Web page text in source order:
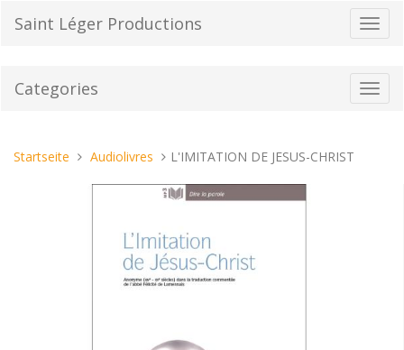
zumSaint Léger Productions
Categories
Sie
Startseite Audiolivres L'IMITATION DE JESUS-CHRIST